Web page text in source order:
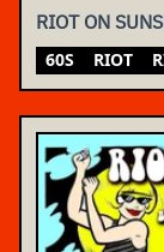
RIOT ON
60S RIOT